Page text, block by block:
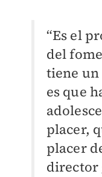
“Es el
del
tiene
es que
placer,
placer
director